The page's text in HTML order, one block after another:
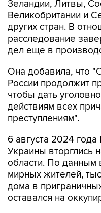
Зеландии, Литвы,
Великобритании и
других стран. В
расследование
дел еще в
Она добавила, что
России продолжит
чтобы дать
действиям всех
преступлениям".
6 августа 2024
Украины вторглись
области. По данным
мирных жителей,
дома в
оставался на